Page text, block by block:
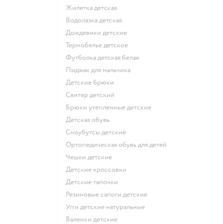
Жилетка детская
Водолазка детская
Дождевики детские
Термобелье детское
Футболка детская белая
Пиджак для мальчика
Детские брюки
Свитер детский
Брюки утепленные детские
Детская обувь
Сноубутсы детские
Ортопедическая обувь для детей
Чешки детские
Детские кроссовки
Детские тапочки
Резиновые сапоги детские
Угги детские натуральные
Валенки детские